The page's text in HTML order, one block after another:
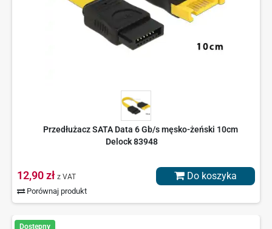
Przedłużacz SATA Data 6 Gb/s męsko-żeński 10cm
Delock 83948
12,90 zł z VAT
Porównaj produkt
Do koszyka
Dostępny